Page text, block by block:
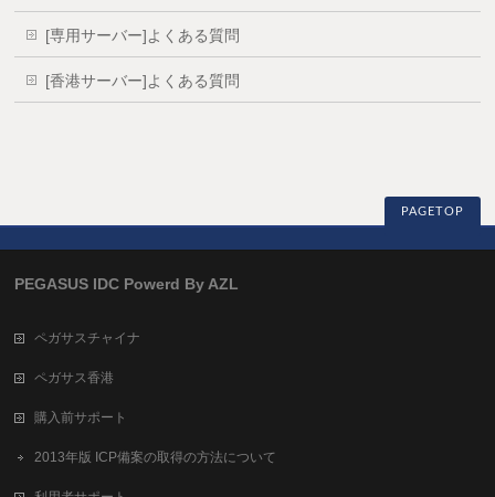
[専用サーバー]よくある質問
[香港サーバー]よくある質問
PAGETOP
PEGASUS IDC Powerd By AZL
ペガサスチャイナ
ペガサス香港
購入前サポート
2013年版 ICP備案の取得の方法について